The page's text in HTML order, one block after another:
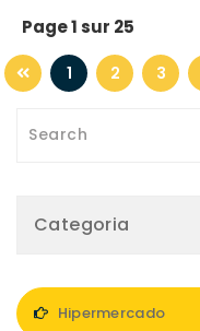
Page 1 sur 25
1 2 3
Categoria
Hipermercado